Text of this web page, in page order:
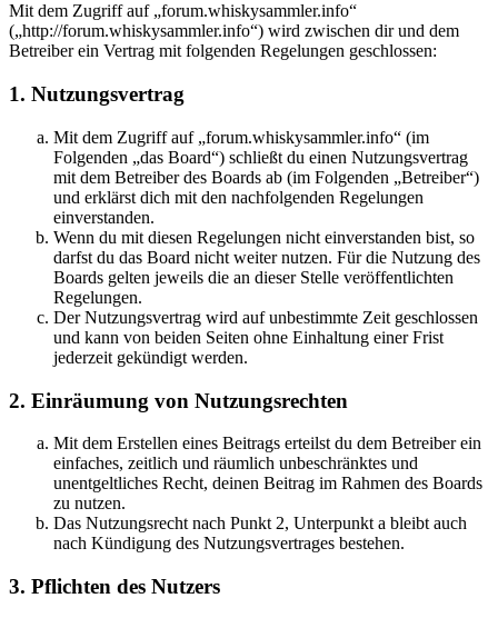
Mit dem Zugriff auf „forum.whiskysammler.info“
(„http://forum.whiskysammler.info“) wird zwischen dir und dem
Betreiber ein Vertrag mit folgenden Regelungen geschlossen:
1. Nutzungsvertrag
Mit dem Zugriff auf „forum.whiskysammler.info“ (im
Folgenden „das Board“) schließt du einen Nutzungsvertrag
mit dem Betreiber des Boards ab (im Folgenden „Betreiber“)
und erklärst dich mit den nachfolgenden Regelungen
einverstanden.
Wenn du mit diesen Regelungen nicht einverstanden bist, so
darfst du das Board nicht weiter nutzen. Für die Nutzung des
Boards gelten jeweils die an dieser Stelle veröffentlichten
Regelungen.
Der Nutzungsvertrag wird auf unbestimmte Zeit geschlossen
und kann von beiden Seiten ohne Einhaltung einer Frist
jederzeit gekündigt werden.
2. Einräumung von Nutzungsrechten
Mit dem Erstellen eines Beitrags erteilst du dem Betreiber ein
einfaches, zeitlich und räumlich unbeschränktes und
unentgeltliches Recht, deinen Beitrag im Rahmen des Boards
zu nutzen.
Das Nutzungsrecht nach Punkt 2, Unterpunkt a bleibt auch
nach Kündigung des Nutzungsvertrages bestehen.
3. Pflichten des Nutzers